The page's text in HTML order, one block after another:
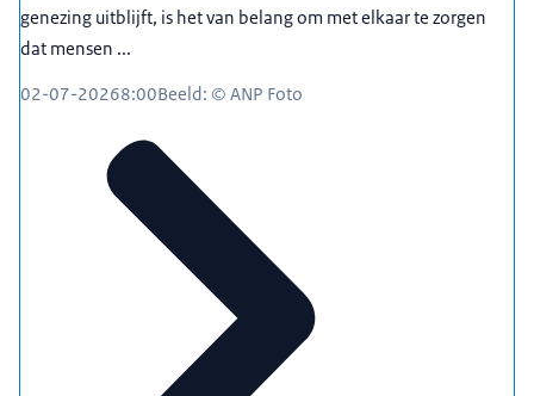
genezing uitblijft, is het van belang om met elkaar te zorgen
dat mensen ...
02-07-20268:00Beeld: © ANP Foto